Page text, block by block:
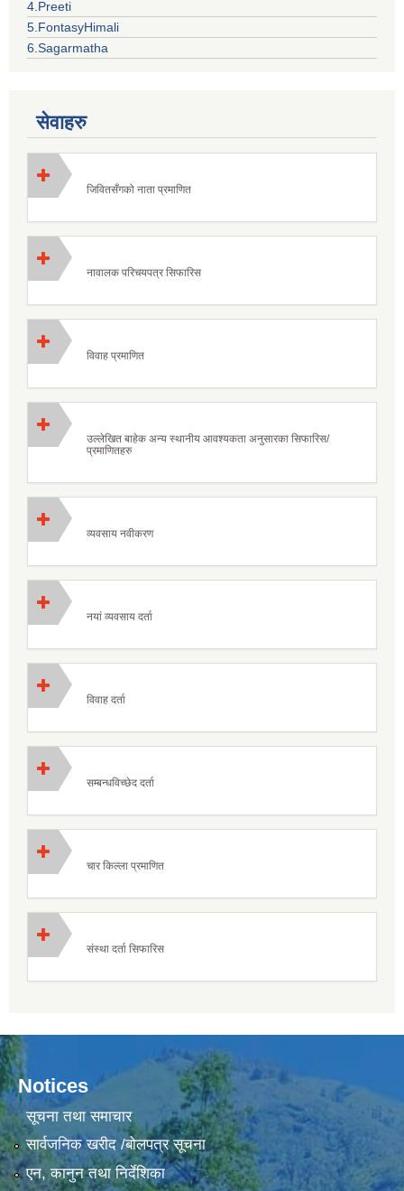
4.Preeti
5.FontasyHimali
6.Sagarmatha
सेवाहरु
जिवितसँगको नाता प्रमाणित
नावालक परिचयपत्र सिफारिस
विवाह प्रमाणित
उल्लेखित बाहेक अन्य स्थानीय आवश्यकता अनुसारका सिफारिस/
प्रमाणितहरु
व्यवसाय नवीकरण
नयां व्यवसाय दर्ता
विवाह दर्ता
सम्बन्धविच्छेद दर्ता
चार किल्ला प्रमाणित
संस्था दर्ता सिफारिस
Notices
सूचना तथा समाचार
सार्वजनिक खरीद /बोलपत्र सूचना
एन, कानुन तथा निर्देशिका